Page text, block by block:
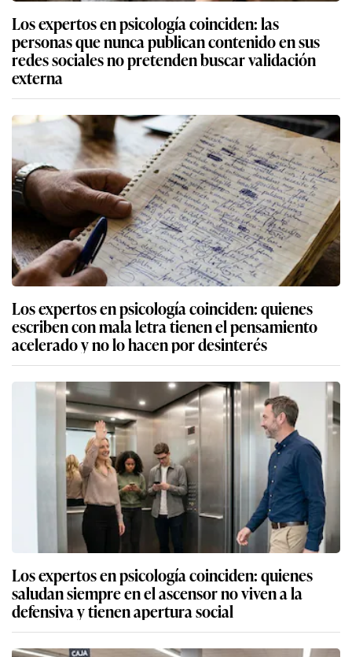
Los expertos en psicología coinciden: las
personas que nunca publican contenido en sus
redes sociales no pretenden buscar validación
externa
Los expertos en psicología coinciden: quienes
escriben con mala letra tienen el pensamiento
acelerado y no lo hacen por desinterés
Los expertos en psicología coinciden: quienes
saludan siempre en el ascensor no viven a la
defensiva y tienen apertura social